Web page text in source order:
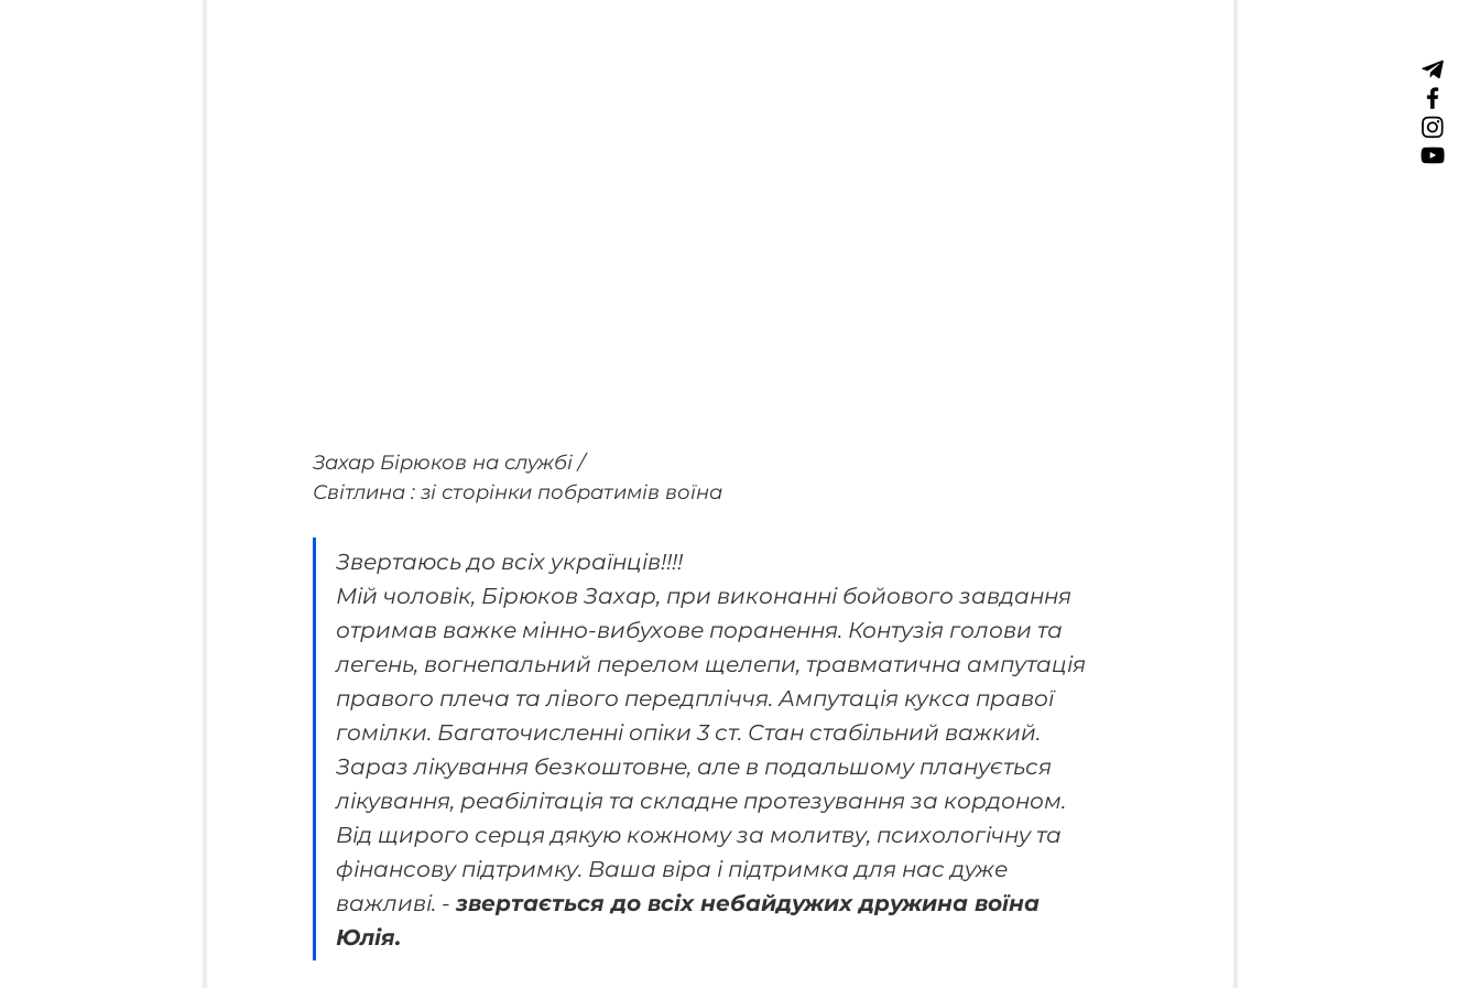
Захар Бірюков на службі /
Світлина : зі сторінки побратимів воїна
Звертаюсь до всіх українців!!!!
Мій чоловік, Бірюков Захар, при виконанні бойового завдання
отримав важке мінно-вибухове поранення. Контузія голови та
легень, вогнепальний перелом щелепи, травматична ампутація
правого плеча та лівого передпліччя. Ампутація кукса правої
гомілки. Багаточисленні опіки 3 ст. Стан стабільний важкий.
Зараз лікування безкоштовне, але в подальшому планується
лікування, реабілітація та складне протезування за кордоном.
Від щирого серця дякую кожному за молитву, психологічну та
фінансову підтримку. Ваша віра і підтримка для нас дуже
важливі. - звертається до всіх небайдужих дружина воїна
Юлія.